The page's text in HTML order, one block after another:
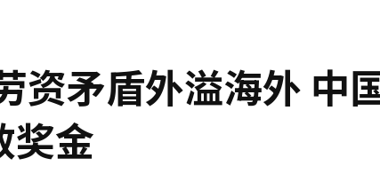
资矛盾外溢海外 中
奖金